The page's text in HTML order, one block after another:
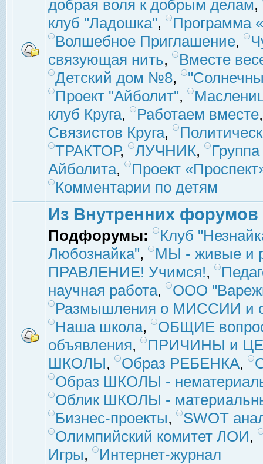
добрая воля к добрым делам,
клуб "Ладошка",
Программа
Волшебное Приглашение,
связующая нить,
Вместе
Детский дом №8,
Проект "Айболит",
клуб Круга, Работаем вместе
Связистов Круга,
ТРАКТОР, ЛУЧНИК,
Айболита,
Проект
Комментарии по детям
Из Внутренних форумов
Подфорумы:
Клуб
Любознайка",
МЫ - живые и
ПРАВЛЕНИЕ! Учимся!,
научная работа,
ООО
Размышления о МИССИИ и
Наша школа,
ОБЩИЕ
объявления,
ПРИЧИНЫ и
ШКОЛЫ, Образ РЕБЕНКА,
Образ ШКОЛЫ -
Облик ШКОЛЫ -
Бизнес-проекты,
SWOT
Олимпийский комитет ЛОИ,
Игры, Интернет-журнал